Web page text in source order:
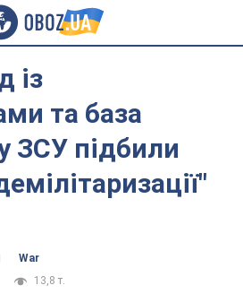
із
та база
ЗСУ підбили
War
13,8 т.